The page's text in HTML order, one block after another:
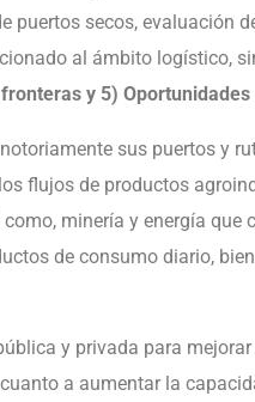
puertos secos, evaluación
al ámbito logístico,
y 5)
sus puertos y
flujos de productos
minería y energía que
de consumo diario,
y privada para
a aumentar la